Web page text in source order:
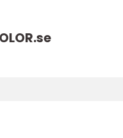
se